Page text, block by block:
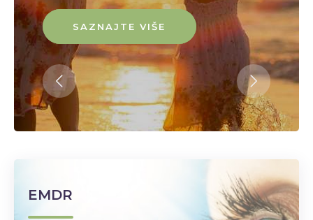
SAZNAJTE VIŠE
SAZNAJTE VIŠE
SAZNAJTE VIŠE
EMDR